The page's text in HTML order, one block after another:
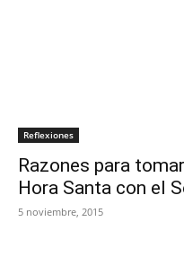
Reflexiones
Razones para
Hora Santa con el
5 noviembre, 2015